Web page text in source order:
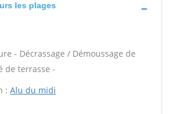
les plages
- Décrassage / Démoussage de
de terrasse -
: Alu du midi